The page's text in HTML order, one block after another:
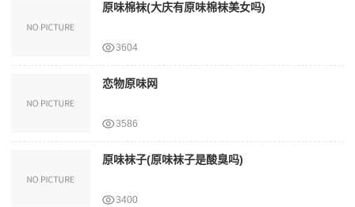
原味棉袜(大庆有原味棉袜美女吗)
3604
恋物原味网
3586
原味袜子(原味袜子是酸臭吗)
3400